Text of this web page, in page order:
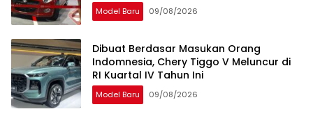
Model Baru 09/08/2026
Dibuat Berdasar Masukan Orang
Indomnesia, Chery Tiggo V Meluncur di
RI Kuartal IV Tahun Ini
Model Baru 09/08/2026